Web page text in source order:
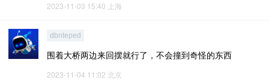
2023-11-03 15:40 上海
dbnteped
围着大桥两边来回摆就行了，不会撞到奇怪的东西
2023-11-04 11:02 北京